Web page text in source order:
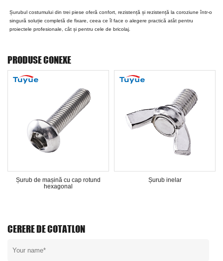
Șurubul costumului din trei piese oferă confort, rezistență și rezistență la coroziune într-o
singură soluție completă de fixare, ceea ce îl face o alegere practică atât pentru
proiectele profesionale, cât și pentru cele de bricolaj.
PRODUSE CONEXE
Șurub de mașină cu cap rotund
hexagonal
Șurub inelar
CERERE DE COTATLON